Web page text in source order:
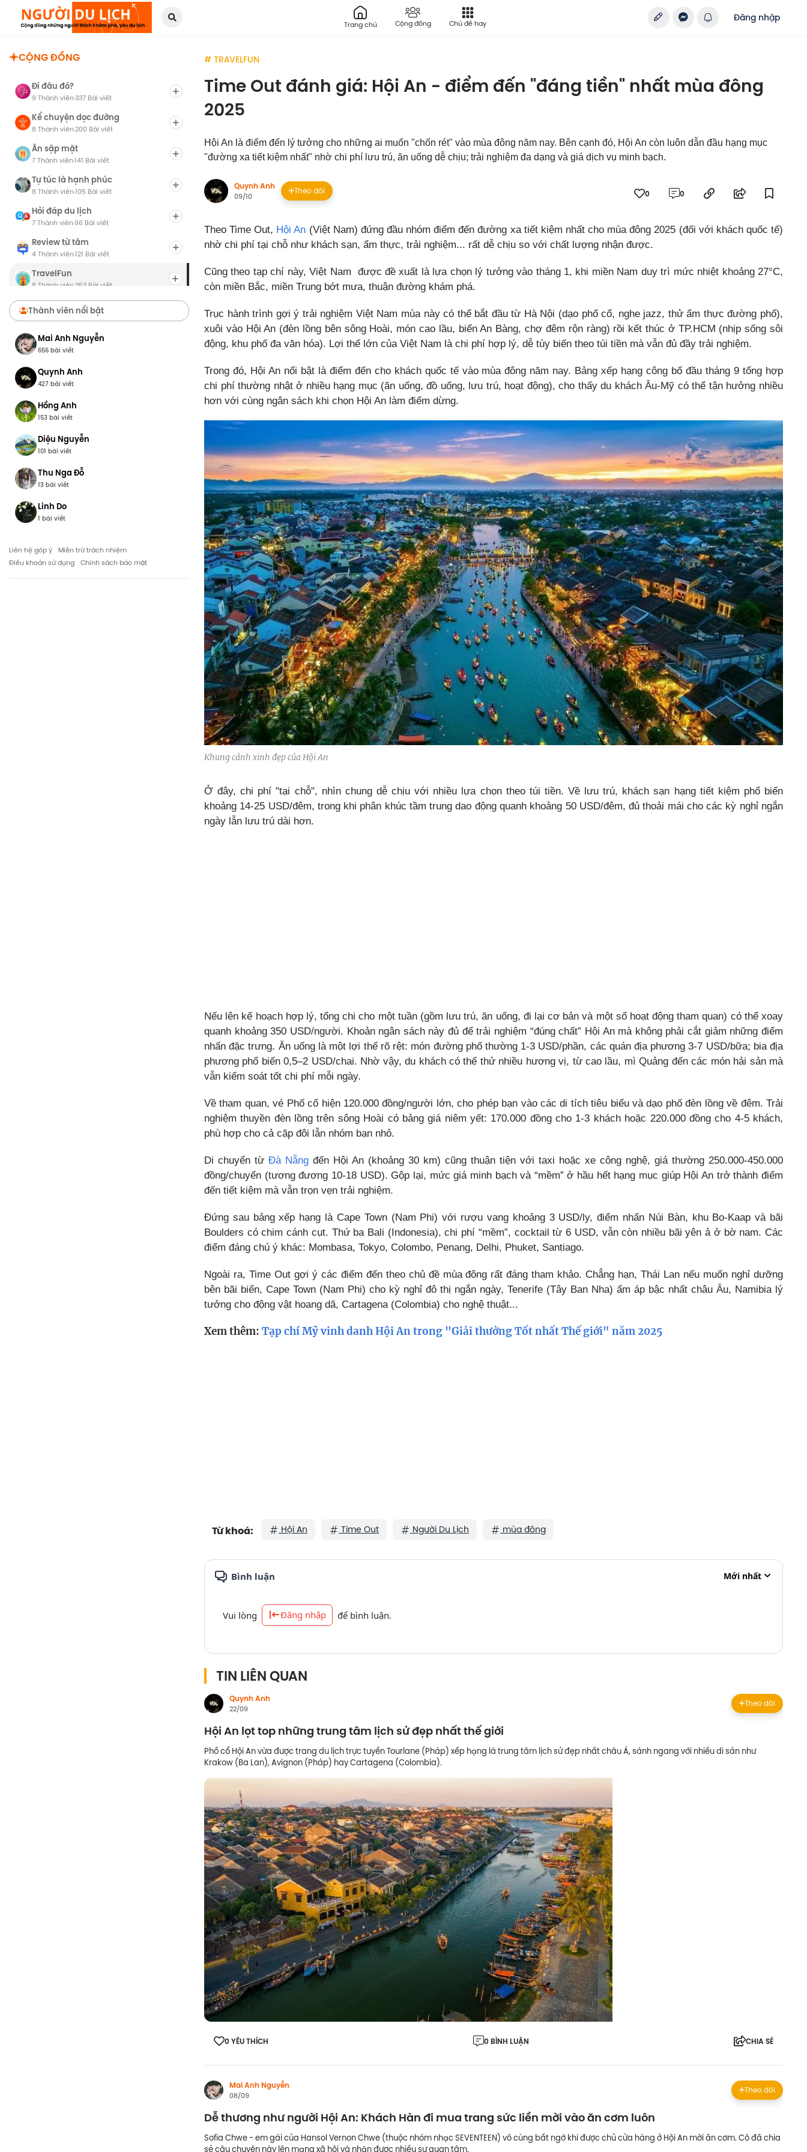
Trang chủ Cộng đồng Chủ đề hay
Đăng nhập
CỘNG ĐỒNG
Đi đâu đó?
9 Thành viên·337 Bài viết
Kể chuyện dọc đường
8 Thành viên·200 Bài viết
Ăn sập mặt
7 Thành viên·141 Bài viết
Tự túc là hạnh phúc
8 Thành viên·105 Bài viết
Hỏi đáp du lịch
7 Thành viên·96 Bài viết
Review từ tâm
4 Thành viên·121 Bài viết
TravelFun
8 Thành viên353 Bài viết
Chợ Du Lịch
8 Thành viên 0 Bài viết
Thành viên nổi bật
Mai Anh Nguyễn
656 bài viết
Quynh Anh
427 bài viết
Hồng Anh
153 bài viết
Diệu Nguyễn
101 bài viết
Thu Nga Đỗ
13 bài viết
Linh Do
1 bài viết
Liên hệ góp ý
Miễn trừ trách nhiệm
Điều khoản sử dụng
Chính sách bảo mật
# TRAVELFUN
Time Out đánh giá: Hội An - điểm đến "đáng tiền" nhất mùa đông
2025
Hội An là điểm đến lý tưởng cho những ai muốn "chốn rét" vào mùa đông năm nay. Bên cạnh đó, Hội An còn luôn dẫn đầu hạng mục
"đường xa tiết kiệm nhất" nhờ chi phí lưu trú, ăn uống dễ chịu; trải nghiệm đa dạng và giá dịch vụ minh bạch.
Quynh Anh
09/10
Theo dõi 0 0
Theo Time Out, Hội An (Việt Nam) đứng đầu nhóm điểm đến đường xa tiết kiệm nhất cho mùa đông 2025 (đối với khách quốc tế)
nhờ chi phí tại chỗ như khách sạn, ẩm thực, trải nghiệm... rất dễ chịu so với chất lượng nhận được.
Cũng theo tạp chí này, Việt Nam được đề xuất là lựa chọn lý tưởng vào tháng 1, khi miền Nam duy trì mức nhiệt khoảng 27°C,
còn miền Bắc, miền Trung bớt mưa, thuận đường khám phá.
Trục hành trình gợi ý trải nghiệm Việt Nam mùa này có thể bắt đầu từ Hà Nội (dạo phố cổ, nghe jazz, thử ẩm thực đường phố),
xuôi vào Hội An (đèn lồng bên sông Hoài, món cao lầu, biển An Bàng, chợ đêm rộn ràng) rồi kết thúc ở TP.HCM (nhịp sống sôi
động, khu phố đa văn hóa). Lợi thế lớn của Việt Nam là chi phí hợp lý, dễ tùy biến theo túi tiền mà vẫn đủ đầy trải nghiệm.
Trong đó, Hội An nổi bật là điểm đến cho khách quốc tế vào mùa đông năm nay. Bảng xếp hạng công bố đầu tháng 9 tổng hợp
chi phí thường nhật ở nhiều hạng mục (ăn uống, đồ uống, lưu trú, hoạt động), cho thấy du khách Âu-Mỹ có thể tận hưởng nhiều
hơn với cùng ngân sách khi chọn Hội An làm điểm dừng.
Khung cảnh xinh đẹp của Hội An
Ở đây, chi phí "tại chỗ", nhìn chung dễ chịu với nhiều lựa chọn theo túi tiền. Về lưu trú, khách sạn hạng tiết kiệm phổ biến
khoảng 14-25 USD/đêm, trong khi phân khúc tầm trung dao động quanh khoảng 50 USD/đêm, đủ thoải mái cho các kỳ nghỉ ngắn
ngày lẫn lưu trú dài hơn.
Nếu lên kế hoạch hợp lý, tổng chi cho một tuần (gồm lưu trú, ăn uống, đi lại cơ bản và một số hoạt động tham quan) có thể xoay
quanh khoảng 350 USD/người. Khoản ngân sách này đủ để trải nghiệm “đúng chất” Hội An mà không phải cắt giảm những điểm
nhấn đặc trưng. Ăn uống là một lợi thế rõ rệt: món đường phố thường 1-3 USD/phần, các quán địa phương 3-7 USD/bữa; bia địa
phương phổ biến 0,5–2 USD/chai. Nhờ vậy, du khách có thể thử nhiều hương vị, từ cao lầu, mì Quảng đến các món hải sản mà
vẫn kiểm soát tốt chi phí mỗi ngày.
Về tham quan, vé Phố cổ hiện 120.000 đồng/người lớn, cho phép bạn vào các di tích tiêu biểu và dạo phố đèn lồng về đêm. Trải
nghiệm thuyền đèn lồng trên sông Hoài có bảng giá niêm yết: 170.000 đồng cho 1-3 khách hoặc 220.000 đồng cho 4-5 khách,
phù hợp cho cả cặp đôi lẫn nhóm bạn nhỏ.
Di chuyển từ Đà Nẵng đến Hội An (khoảng 30 km) cũng thuận tiện với taxi hoặc xe công nghệ, giá thường 250.000-450.000
đồng/chuyến (tương đương 10-18 USD). Gộp lại, mức giá minh bạch và “mềm” ở hầu hết hạng mục giúp Hội An trở thành điểm
đến tiết kiệm mà vẫn trọn vẹn trải nghiệm.
Đứng sau bảng xếp hạng là Cape Town (Nam Phi) với rượu vang khoảng 3 USD/ly, điểm nhấn Núi Bàn, khu Bo-Kaap và bãi
Boulders có chim cánh cụt. Thứ ba Bali (Indonesia), chi phí “mềm”, cocktail từ 6 USD, vẫn còn nhiều bãi yên ả ở bờ nam. Các
điểm đáng chú ý khác: Mombasa, Tokyo, Colombo, Penang, Delhi, Phuket, Santiago.
Ngoài ra, Time Out gợi ý các điểm đến theo chủ đề mùa đông rất đáng tham khảo. Chẳng hạn, Thái Lan nếu muốn nghỉ dưỡng
bên bãi biển, Cape Town (Nam Phi) cho kỳ nghỉ đô thị ngắn ngày, Tenerife (Tây Ban Nha) ấm áp bậc nhất châu Âu, Namibia lý
tưởng cho động vật hoang dã, Cartagena (Colombia) cho nghệ thuật...
Xem thêm: Tạp chí Mỹ vinh danh Hội An trong "Giải thưởng Tốt nhất Thế giới" năm 2025
Từ khoá: Hội An Time Out Người Du Lịch mùa đông
Bình luận Mới nhất
Vui lòng Đăng nhập để bình luận.
TIN LIÊN QUAN
Quynh Anh
22/09
Theo dõi
Hội An lọt top những trung tâm lịch sử đẹp nhất thế giới
Phố cổ Hội An vừa được trang du lịch trực tuyến Tourlane (Pháp) xếp hạng là trung tâm lịch sử đẹp nhất châu Á, sánh ngang với nhiều di sản như
Krakow (Ba Lan), Avignon (Pháp) hay Cartagena (Colombia).
0 YÊU THÍCH 0 BÌNH LUẬN CHIA SẺ
Mai Anh Nguyễn
08/09
Theo dõi
Dễ thương như người Hội An: Khách Hàn đi mua trang sức liền mời vào ăn cơm luôn
Sofia Chwe - em gái của Hansol Vernon Chwe (thuộc nhóm nhạc SEVENTEEN) vô cùng bất ngờ khi được chủ cửa hàng ở Hội An mời ăn cơm. Cô đã chia
sẻ câu chuyện này lên mạng xã hội và nhận được nhiều sự quan tâm.